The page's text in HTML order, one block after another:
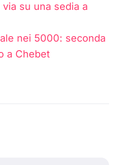
su una sedia a
nei 5000: seconda
a Chebet